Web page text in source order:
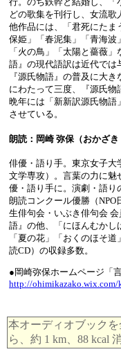
どの歌集を刊行し、女流
他作品には、「君死にたま
保姫」「春泥集」「青海波
「火の鳥」「太陽と薔薇
語』の現代語訳は近代では
『源氏物語』の普及に大
にわたって三度、『源氏物
晩年には「新新訳源氏物語
させている。
朗読：岡崎 弥保（おかざき
俳優・語り手。東京女子大
文学専攻）。言葉の力に魅
優・語り手に。演劇・語り
朗読コンクール優勝（
生俳句会・いぶき俳句会
語』の他、「にほんむかし
「夏の花」「おくのほそ
読CD）の収録多数。
●岡崎弥保ホームページ「言
http://ohimikazako.wix.com/
本オーディオブック
ら、約 1 km、88 kcal